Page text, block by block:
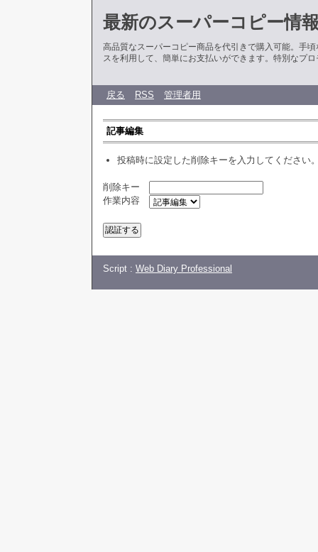
最新のスーパーコピー情
高品質なスーパーコピー商品を代引きで購入可能。手
スを利用して、簡単にお支払いができます。特別なプ
戻る RSS 管理者用
記事編集
投稿時に設定した削除キーを入力してください
削除キー
作業内容
Script : Web Diary Professional